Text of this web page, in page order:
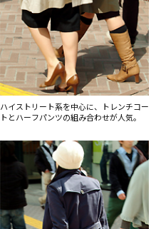
ハイストリート系を中心に、トレンチコー
トとハーフパンツの組み合わせが人気。